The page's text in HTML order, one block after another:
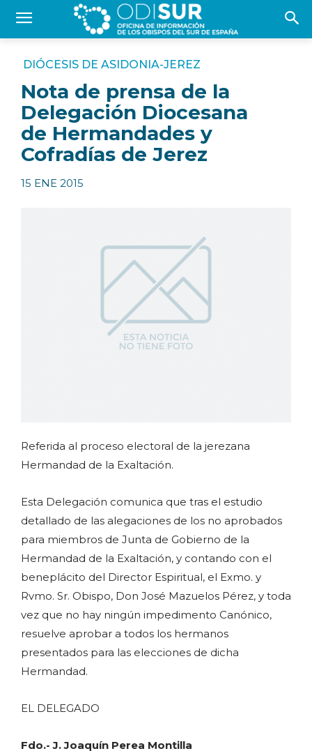
DIÓCESIS DE ASIDONIA-JEREZ
Nota de prensa de la
Delegación Diocesana
de Hermandades y
Cofradías de Jerez
15 ENE 2015
Referida al proceso electoral de la jerezana
Hermandad de la Exaltación.
Esta Delegación comunica que tras el estudio
detallado de las alegaciones de los no aprobados
para miembros de Junta de Gobierno de la
Hermandad de la Exaltación, y contando con el
beneplácito del Director Espiritual, el Exmo. y
Rvmo. Sr. Obispo, Don José Mazuelos Pérez, y toda
vez que no hay ningún impedimento Canónico,
resuelve aprobar a todos los hermanos
presentados para las elecciones de dicha
Hermandad.
EL DELEGADO
Fdo.- J. Joaquín Perea Montilla